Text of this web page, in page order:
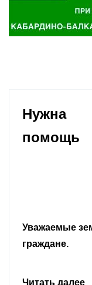
Нужна
помощь
Уважаемые
граждане.
Читать далее